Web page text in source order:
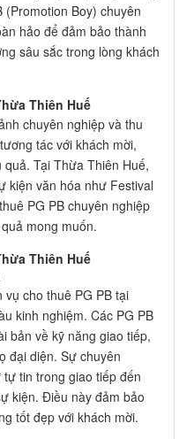
(Promotion Boy) chuyên
hảo để đảm bảo thành
sâu sắc trong lòng khách
Thiên Huế
chuyên nghiệp và thu
tác với khách mời,
Tại Thừa Thiên Huế,
kiện văn hóa như Festival
PG PB chuyên nghiệp
mong muốn.
Thiên Huế
cho thuê PG PB tại
kinh nghiệm. Các PG PB
bản về kỹ năng giao tiếp,
đại diện. Sự chuyên
tin trong giao tiếp đến
kiện. Điều này đảm bảo
tốt đẹp với khách mời.